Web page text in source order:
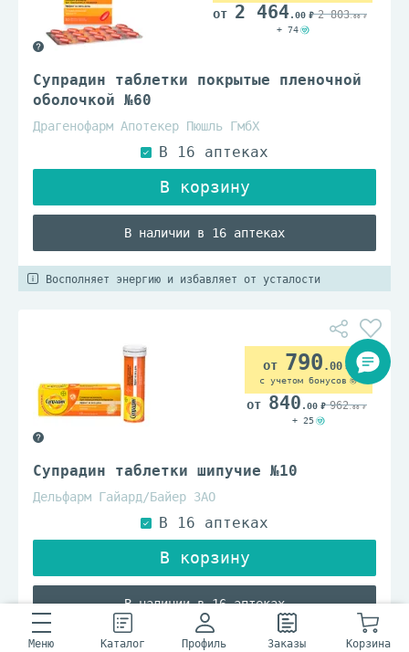
Супрадин таблетки покрытые пленочной
оболочкой №60
Драгенофарм Апотекер Пюшль ГмбХ
В наличии в 16 аптеках
2 464.00 2 803.00
+ 74
Восполняет энергию и избавляет от усталости
Супрадин таблетки шипучие №10
Дельфарм Гайард/Байер ЗАО
В наличии в 16 аптеках
790 .00
с учетом бонусов
840 .00 962.00
+ 25
Меню Каталог Профиль Заказы Корзина